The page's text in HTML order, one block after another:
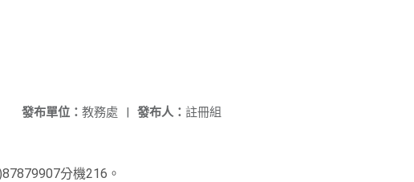
發布人： 註冊組
發布單位： 教務處 |
分機216。